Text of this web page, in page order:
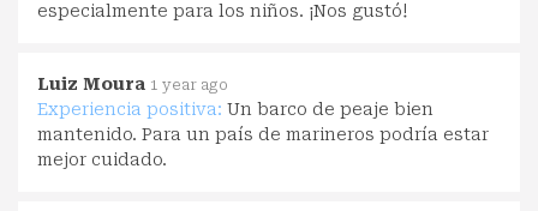
especialmente para los niños. ¡Nos gustó!
Luiz Moura 1 year ago
Experiencia positiva: Un barco de peaje bien
mantenido. Para un país de marineros podría estar
mejor cuidado.